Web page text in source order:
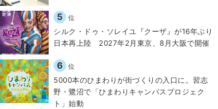
5 位
シルク・ドゥ・ソレイユ『クーザ』が16年ぶり
日本再上陸 2027年2月東京、8月大阪で開催
6 位
5000本のひまわりが街づくりの入口に。習志
野・鷺沼で「ひまわりキャンパスプロジェク
ト」始動